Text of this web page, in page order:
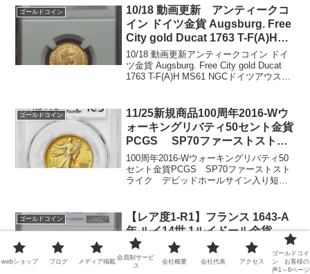
ト造幣局(ミントマーク...
ゴールドコイン
10/18 動画更新 アンティークコ
イン ドイツ金貨 Augsburg. Free
City gold Ducat 1763 T-F(A)H
MS61 NGC/アンティークコイン
ドイツ金貨 Bamberg. Christoph
Franz von Buseck Ducat 1802
10/18 動画更新アンティークコイン ドイ
ツ金貨 Augsburg. Free City gold Ducat
1763 T-F(A)H MS61 NGCドイツアウスブ
ゴールドコイン
11/25新規商品100周年2016-Wウ
ォーキングリバティ50セント金貨
PCGS SP70ファーストストラ
イク デビッドホールサイン入り
100周年2016-Wウォーキングリバティ50
セント金貨PCGS SP70ファーストスト
ライク デビッドホールサイン入り短期
などは、まだ不明ですが100枚以下と聞い
てい...
ゴールドコイン
【レア度1-R1】フランス 1643-A
年 ルイ14世 1ルイドール金貨
NGC-AU58
【レア度1-R1】フランス 1643-A年 ルイ
webショップ ブログ メディア掲載
会員制サービ
ス
会社概要 会社代表 アクセス
ゴールドコイ
ン お客様の
声1～6ページ